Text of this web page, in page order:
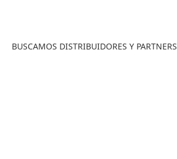
BUSCAMOS DISTRIBUIDORES Y PARTNERS